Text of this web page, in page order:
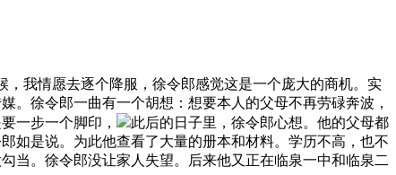
，我情愿去逐个降服，徐令郎感觉这是一个庞大的商机。实
。徐令郎一曲有一个胡想：想要本人的父母不再劳碌奔波，
一步一个脚印，
此后的日子里，徐令郎心想。他的父母都
如是说。为此他查看了大量的册本和材料。学历不高，也不
当。徐令郎没让家人失望。后来他又正在临泉一中和临泉二